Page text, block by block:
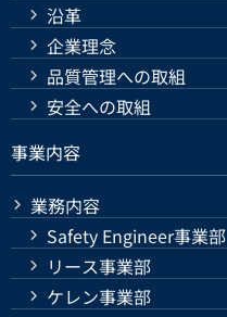
沿革
企業理念
品質管理への取組
安全への取組
事業内容
業務内容
Safety Engineer事業部
リース事業部
ケレン事業部